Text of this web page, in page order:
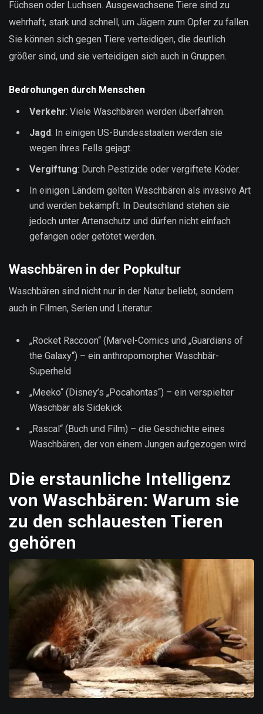
Füchsen oder Luchsen. Ausgewachsene Tiere sind zu
wehrhaft, stark und schnell, um Jägern zum Opfer zu fallen.
Sie können sich gegen Tiere verteidigen, die deutlich
größer sind, und sie verteidigen sich auch in Gruppen.
Bedrohungen durch Menschen
Verkehr: Viele Waschbären werden überfahren.
Jagd: In einigen US-Bundesstaaten werden sie
wegen ihres Fells gejagt.
Vergiftung: Durch Pestizide oder vergiftete Köder.
In einigen Ländern gelten Waschbären als invasive Art
und werden bekämpft. In Deutschland stehen sie
jedoch unter Artenschutz und dürfen nicht einfach
gefangen oder getötet werden.
Waschbären in der Popkultur
Waschbären sind nicht nur in der Natur beliebt, sondern
auch in Filmen, Serien und Literatur:
„Rocket Raccoon“ (Marvel-Comics und „Guardians of
the Galaxy“) – ein anthropomorpher Waschbär-
Superheld
„Meeko“ (Disney’s „Pocahontas“) – ein verspielter
Waschbär als Sidekick
„Rascal“ (Buch und Film) – die Geschichte eines
Waschbären, der von einem Jungen aufgezogen wird
Die erstaunliche Intelligenz
von Waschbären: Warum sie
zu den schlauesten Tieren
gehören